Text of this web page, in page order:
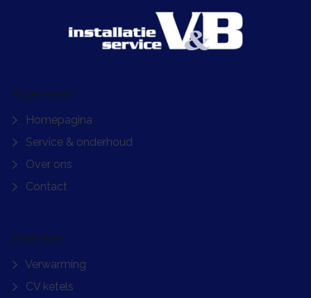
Algemeen
Homepagina
Service & onderhoud
Over ons
Contact
Diensten
Verwarming
CV ketels